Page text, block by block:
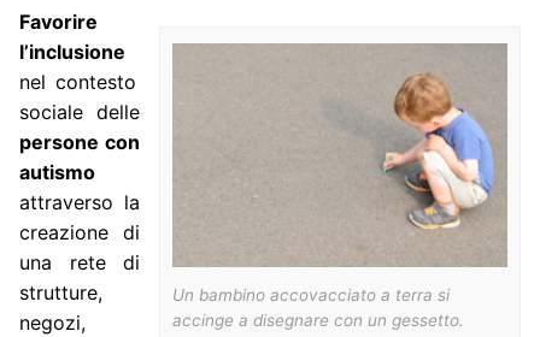
Un bambino accovacciato a terra si
accinge a disegnare con un gessetto.
Favorire
l’inclusione
nel contesto
sociale delle
persone con
autismo
attraverso la
creazione di
una rete di
strutture,
negozi,